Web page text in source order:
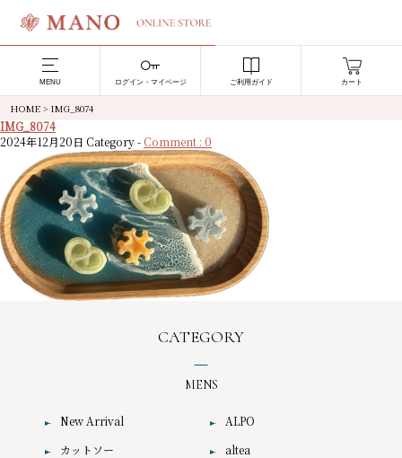
MENU ログイン・マイページ ご利用ガイド カート
HOME > IMG_8074
IMG_8074
2024年12月20日 Category - Comment : 0
CATEGORY
MENS
New Arrival
カットソー
ALPO
altea